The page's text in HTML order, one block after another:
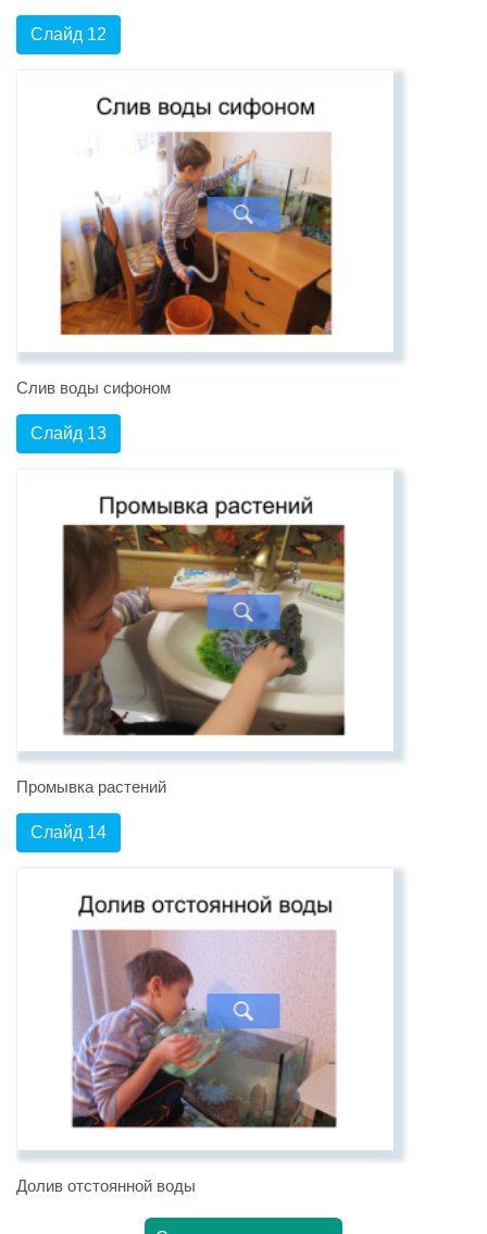
Слайд 12
Слив воды сифоном
Слайд 13
Промывка растений
Слайд 14
Долив отстоянной воды